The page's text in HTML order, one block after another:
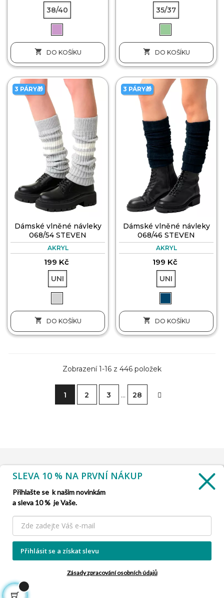
38/40
 DO KOŠÍKU
35/37
 DO KOŠÍKU
3 PÁRY🎁
Dámské vlněné návleky
068/54 STEVEN
AKRYL
199 Kč
UNI
 DO KOŠÍKU
3 PÁRY🎁
Dámské vlněné návleky
068/46 STEVEN
AKRYL
199 Kč
UNI
 DO KOŠÍKU
Zobrazení 1-16 z 446 položek
1 2 3 … 28
INFORMACE 
SLUŽBA ZÁKAZNÍKŮM
NAŠE NABÍDKY
INFORMACE O FIRMĚ
SLEVA 10 % NA PRVNÍ NÁKUP
Přihlašte se k našim novinkám
a sleva 10 % je Vaše.
Přihlásit se a získat slevu
Zásady zpracování osobních údajů